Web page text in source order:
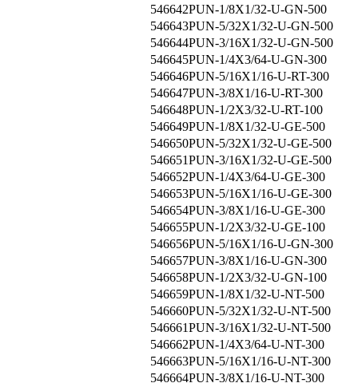
546642PUN-1/8X1/32-U-GN-500
546643PUN-5/32X1/32-U-GN-500
546644PUN-3/16X1/32-U-GN-500
546645PUN-1/4X3/64-U-GN-300
546646PUN-5/16X1/16-U-RT-300
546647PUN-3/8X1/16-U-RT-300
546648PUN-1/2X3/32-U-RT-100
546649PUN-1/8X1/32-U-GE-500
546650PUN-5/32X1/32-U-GE-500
546651PUN-3/16X1/32-U-GE-500
546652PUN-1/4X3/64-U-GE-300
546653PUN-5/16X1/16-U-GE-300
546654PUN-3/8X1/16-U-GE-300
546655PUN-1/2X3/32-U-GE-100
546656PUN-5/16X1/16-U-GN-300
546657PUN-3/8X1/16-U-GN-300
546658PUN-1/2X3/32-U-GN-100
546659PUN-1/8X1/32-U-NT-500
546660PUN-5/32X1/32-U-NT-500
546661PUN-3/16X1/32-U-NT-500
546662PUN-1/4X3/64-U-NT-300
546663PUN-5/16X1/16-U-NT-300
546664PUN-3/8X1/16-U-NT-300